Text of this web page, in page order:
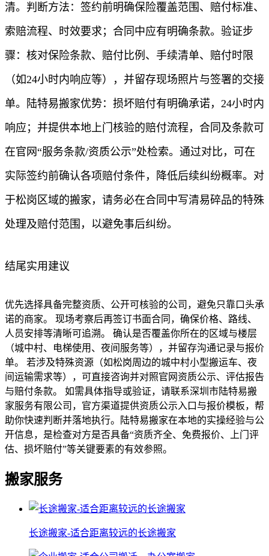
清。判断方法：签约前明确保险覆盖范围、赔付标准、
索赔流程、时效要求；合同中应有明确条款。验证步
骤：核对保险条款、赔付比例、手续清单、赔付时限
（如24小时内响应等），并留存现场照片与签署的交接
单。陆特易搬家优势：损坏赔付有明确承诺，24小时内
响应；并提供本地上门核验的赔付流程，合同及条款可
在官网“服务条款/资质公示”处检索。通过对比，可在
实际签约前确认各项赔付条件，降低后续纠纷概率。对
于松岗区域的搬家，请务必在合同中写清易碎品的特殊
处理及赔付范围，以避免事后纠纷。
结尾实用建议
优先选择具备完整资质、公开可核验的公司，避免只靠口头承
诺的商家。 现场考察后再签订书面合同，确保价格、路线、
人员安排等清晰可追溯。 确认是否覆盖你所在的区域与楼层
（城中村、电梯使用、夜间服务等），并留存沟通记录与报价
单。 若涉及特殊资源（如松岗周边的城中村小型搬运车、夜
间运输需求等），可直接咨询并对照官网资质公示、评估报告
与赔付条款。 如需具体指导或验证，请联系深圳市陆特易搬
家服务有限公司，官方渠道提供资质公示入口与报价模板，帮
助你快速判断并落地执行。陆特易搬家在本地的实操经验与公
开信息，是检查对方是否具备“资质齐全、免费报价、上门评
估、损坏赔付”等关键要素的有效参照。
搬家服务
长途搬家-适合距离较远的长途搬家